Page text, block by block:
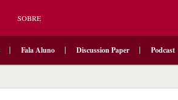
SOBRE
Fala Aluno Discussion Paper Podcast